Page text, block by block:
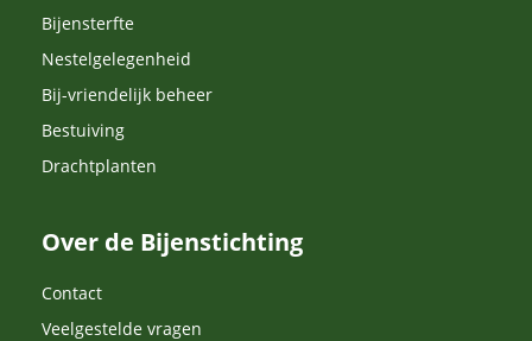
Bijensterfte
Nestelgelegenheid
Bij-vriendelijk beheer
Bestuiving
Drachtplanten
Over de Bijenstichting
Contact
Veelgestelde vragen